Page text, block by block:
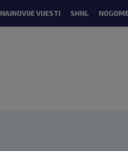
NAJNOVIJE VIJESTI SHNL